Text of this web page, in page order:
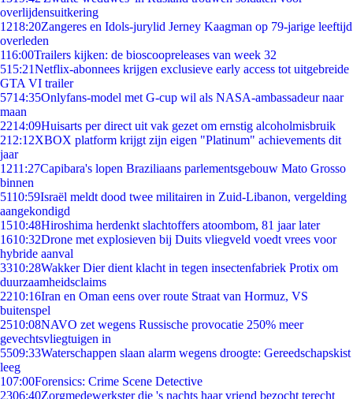
overlijdensuitkering
1218:20Zangeres en Idols-jurylid Jerney Kaagman op 79-jarige leeftijd
overleden
116:00Trailers kijken: de bioscoopreleases van week 32
515:21Netflix-abonnees krijgen exclusieve early access tot uitgebreide
GTA VI trailer
5714:35Onlyfans-model met G-cup wil als NASA-ambassadeur naar
maan
2214:09Huisarts per direct uit vak gezet om ernstig alcoholmisbruik
212:12XBOX platform krijgt zijn eigen "Platinum" achievements dit
jaar
1211:27Capibara's lopen Braziliaans parlementsgebouw Mato Grosso
binnen
5110:59Israël meldt dood twee militairen in Zuid-Libanon, vergelding
aangekondigd
1510:48Hiroshima herdenkt slachtoffers atoombom, 81 jaar later
1610:32Drone met explosieven bij Duits vliegveld voedt vrees voor
hybride aanval
3310:28Wakker Dier dient klacht in tegen insectenfabriek Protix om
duurzaamheidsclaims
2210:16Iran en Oman eens over route Straat van Hormuz, VS
buitenspel
2510:08NAVO zet wegens Russische provocatie 250% meer
gevechtsvliegtuigen in
5509:33Waterschappen slaan alarm wegens droogte: Gereedschapskist
leeg
107:00Forensics: Crime Scene Detective
2306:40Zorgmedewerkster die 's nachts haar vriend bezocht terecht